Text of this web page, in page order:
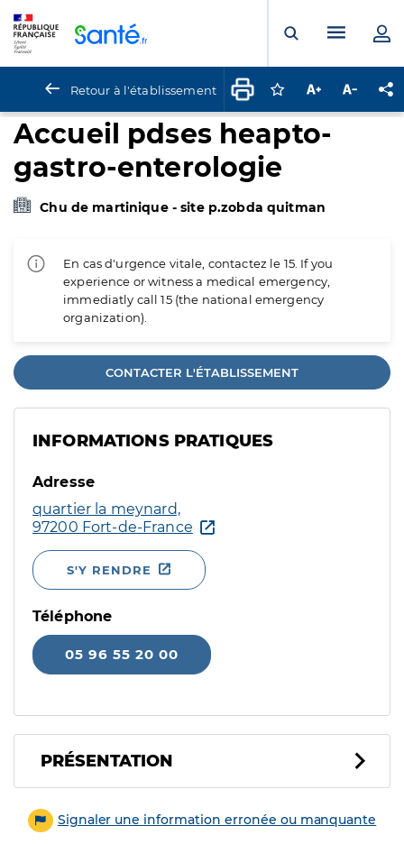
Ouvrir laMenu
Retour à l'établissement Connectez-vous
Augmenter la
Accueil pdses heapto-
gastro-enterologie
Chu de martinique - site p.zobda quitman
En cas d'urgence vitale, contactez le 15. If you
experience or witness a medical emergency,
immediatly call 15 (the national emergency
organization).
CONTACTER L'ÉTABLISSEMENT
INFORMATIONS PRATIQUES
Adresse
quartier la meynard,
97200 Fort-de-France
S'Y RENDRE
Téléphone
05 96 55 20 00
PRÉSENTATION
Signaler une information erronée ou manquante